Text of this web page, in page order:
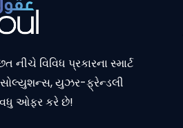
વિવિધ પ્રકારના સ્માર્ટ
સોલ્યુશન્સ, યુઝર-ફ્રેન્ડલી
ઓફર કરે છે!